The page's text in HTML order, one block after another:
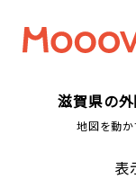
滋賀県の
地図を動
表